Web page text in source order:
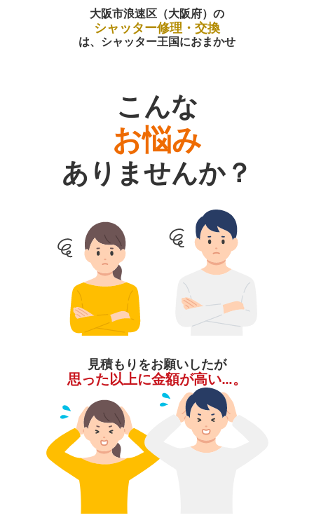
大阪市浪速区（大阪府）の
シャッター修理・交換
は、シャッター王国におまかせ
こんな
お悩み
ありませんか？
見積もりをお願いしたが
思った以上に金額が高い…。